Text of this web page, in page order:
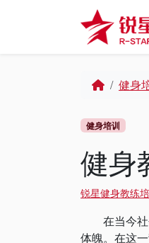
Home
健身
健身培训
健身
锐星健身教练
在当今社
体魄。在这